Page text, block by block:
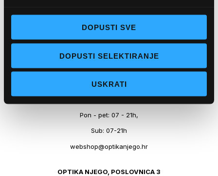
DOPUSTI SVE
DOPUSTI SELEKTIRANJE
USKRATI
OPTIKA NJEGO, POSLOVNICA 2
Obala kralja Tomislava 14, 21300 Makarska
Pon - pet: 07 - 21h,
Sub: 07-21h
webshop@optikanjego.hr
OPTIKA NJEGO, POSLOVNICA 3